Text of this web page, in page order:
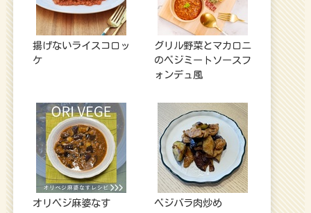
揚げないライスコロッ
ケ
グリル野菜とマカロニ
のベジミートソースフ
ォンデュ風
オリベジ麻婆なす ベジバラ肉炒め